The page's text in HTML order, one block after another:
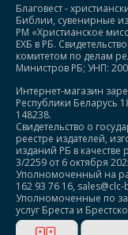
Благовест -
Библии, сувенирные
РМ «Христианское
ЕХБ в РБ.
комитетом по делам
Министров РБ; УНП:
Интернет-магазин
Республики Беларусь
148238.
Свидетельство о
реестре издателей,
изданий РБ в
3/2259 от 6 октября
Уполномоченный на
162 93 76 16,
Уполномоченные по
услуг Бреста и